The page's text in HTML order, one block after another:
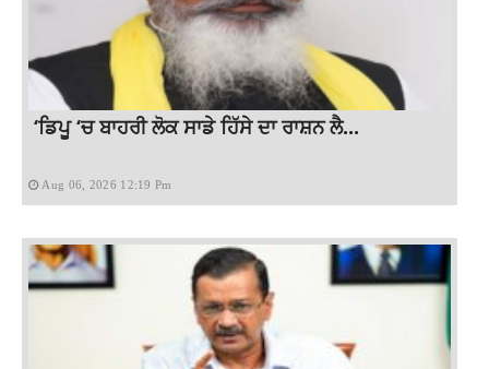
‘ਡਿਪੂ ‘ਚ ਬਾਹਰੀ ਲੋਕ ਸਾਡੇ ਹਿੱਸੇ ਦਾ ਰਾਸ਼ਨ ਲੈ...
Aug 06, 2026 12:19 Pm